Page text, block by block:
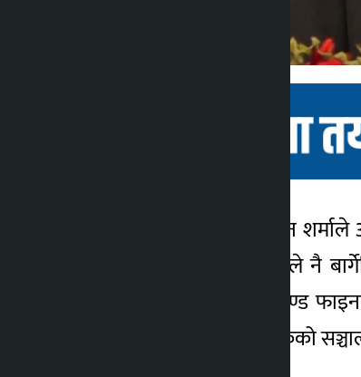
काठमाडौं । अर्थमन्त्री जनार्दन
समितिमा रहेका एक सदस्यले नै
कन्फ्रेन्स अन इकोनमिक्स एण्ड
रकम फुक्का गरिदिन राष्ट्र बैंकको